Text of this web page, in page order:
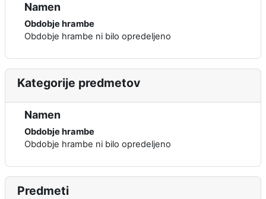
Namen
Obdobje hrambe
Obdobje hrambe ni bilo opredeljeno
Kategorije predmetov
Namen
Obdobje hrambe
Obdobje hrambe ni bilo opredeljeno
Predmeti